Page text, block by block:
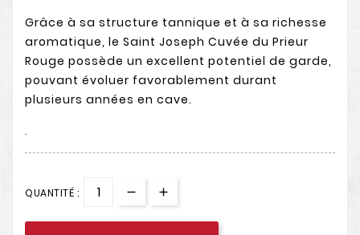
Grâce à sa structure tannique et à sa richesse
aromatique, le Saint Joseph Cuvée du Prieur
Rouge possède un excellent potentiel de garde,
pouvant évoluer favorablement durant
plusieurs années en cave.
.
QUANTITÉ :